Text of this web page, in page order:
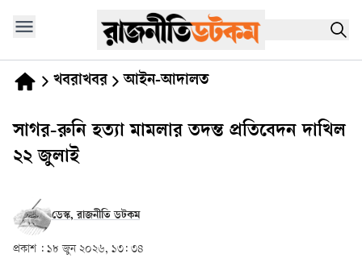
খবরাখবর আইন-আদালত
সাগর-রুনি হত্যা মামলার তদন্ত প্রতিবেদন দাখিল
২২ জুলাই
ডেস্ক, রাজনীতি ডটকম
প্রকাশ : ১৮ জুন ২০২৬, ১৩: ৩৪